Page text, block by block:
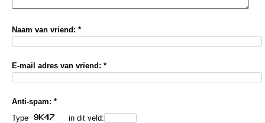
Naam van vriend: *
E-mail adres van vriend: *
Anti-spam: *
Type
in dit veld: